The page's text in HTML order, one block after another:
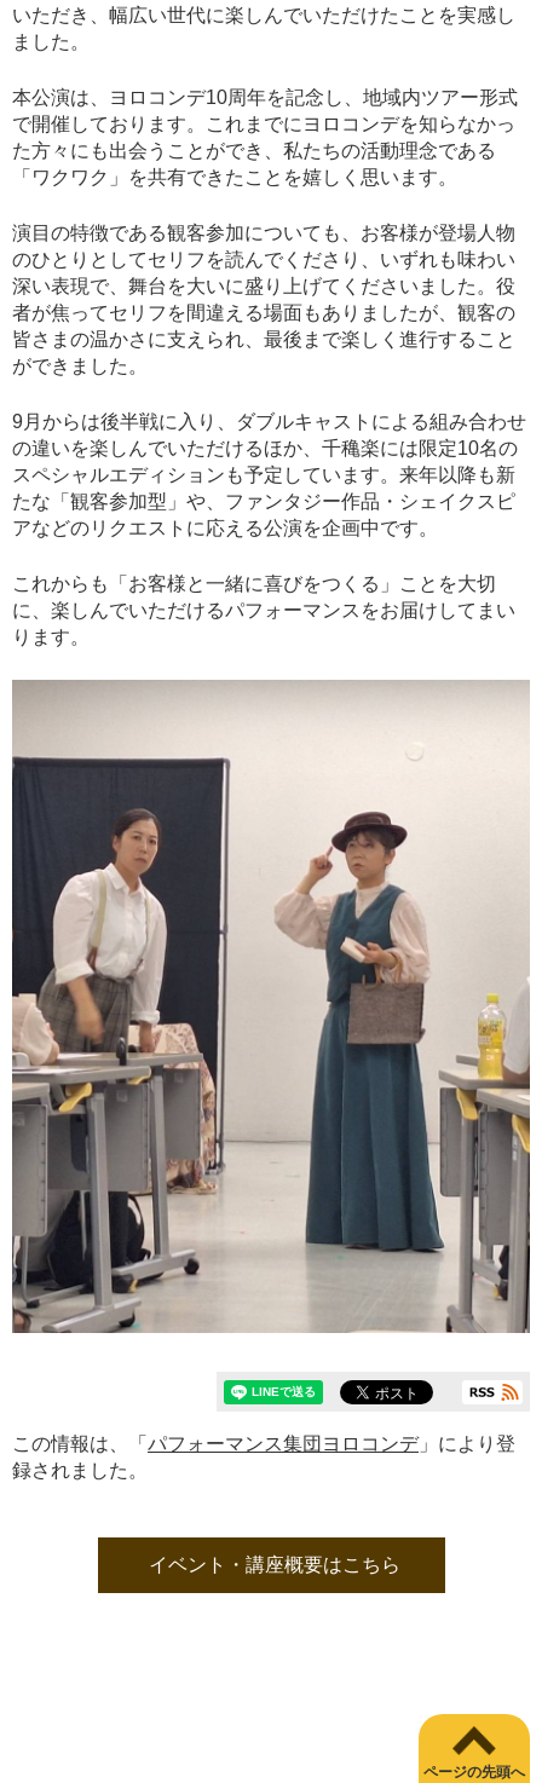
いただき、幅広い世代に楽しんでいただけたことを実感し
ました。
本公演は、ヨロコンデ10周年を記念し、地域内ツアー形式
で開催しております。これまでにヨロコンデを知らなかっ
た方々にも出会うことができ、私たちの活動理念である
「ワクワク」を共有できたことを嬉しく思います。
演目の特徴である観客参加についても、お客様が登場人物
のひとりとしてセリフを読んでくださり、いずれも味わい
深い表現で、舞台を大いに盛り上げてくださいました。役
者が焦ってセリフを間違える場面もありましたが、観客の
皆さまの温かさに支えられ、最後まで楽しく進行すること
ができました。
9月からは後半戦に入り、ダブルキャストによる組み合わせ
の違いを楽しんでいただけるほか、千穐楽には限定10名の
スペシャルエディションも予定しています。来年以降も新
たな「観客参加型」や、ファンタジー作品・シェイクスピ
アなどのリクエストに応える公演を企画中です。
これからも「お客様と一緒に喜びをつくる」ことを大切
に、楽しんでいただけるパフォーマンスをお届けしてまい
ります。
この情報は、「 パフォーマンス集団ヨロコンデ」により登
録されました。
イベント・講座概要はこちら
ページの先頭へ